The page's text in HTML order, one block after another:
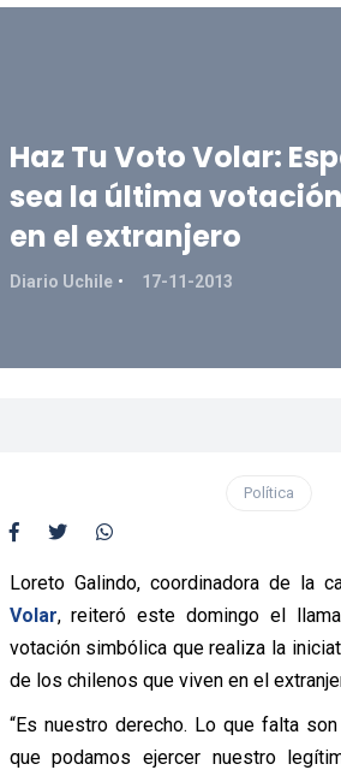
Haz Tu Voto Volar:
sea la última
en el extranjero
Diario Uchile 17-11-2013
Política
Loreto Galindo, coordinadora de la
Volar, reiteró este domingo el
votación simbólica que realiza la
de los chilenos que viven en el
“Es nuestro derecho. Lo que falta
que podamos ejercer nuestro